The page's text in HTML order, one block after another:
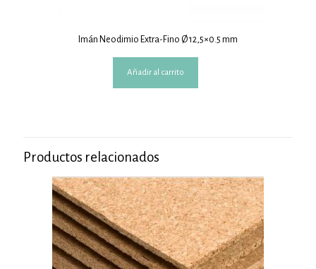
Imán Neodimio Extra-Fino Ø 12,5×0.5 mm
Añadir al carrito
Productos relacionados